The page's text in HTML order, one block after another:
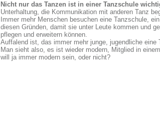
Nicht nur das Tanzen ist in einer Tanzschule
Unterhaltung, die Kommunikation mit anderen Tanz
Immer mehr Menschen besuchen eine Tanzschule,
diesen Gründen, damit sie unter Leute kommen und
pflegen und erweitern können.
Auffalend ist, das immer mehr junge, jugendliche eine
Man sieht also, es ist wieder modern, Mitglied in
will ja immer modern sein, oder nicht?